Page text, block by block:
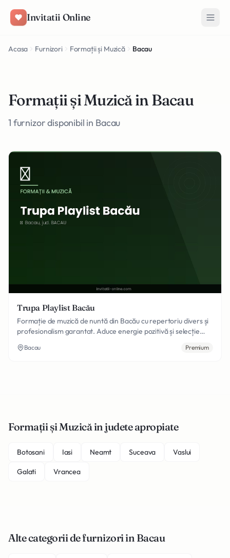
Invitatii Online
Acasa Furnizori Formații și Muzică Bacau
Formații și Muzică in Bacau
1 furnizor disponibil in Bacau
Trupa Playlist Bacău
Formație de muzică de nuntă din Bacău cu repertoriu divers și
profesionalism garantat. Aduce energie pozitivă și selecție
populară la hituri internaționale. Spectacole memorabile și
Bacau Premium
Formații și Muzică in judete apropiate
Botosani Iasi Neamt Suceava Vaslui
Galati Vrancea
Alte categorii de furnizori in Bacau